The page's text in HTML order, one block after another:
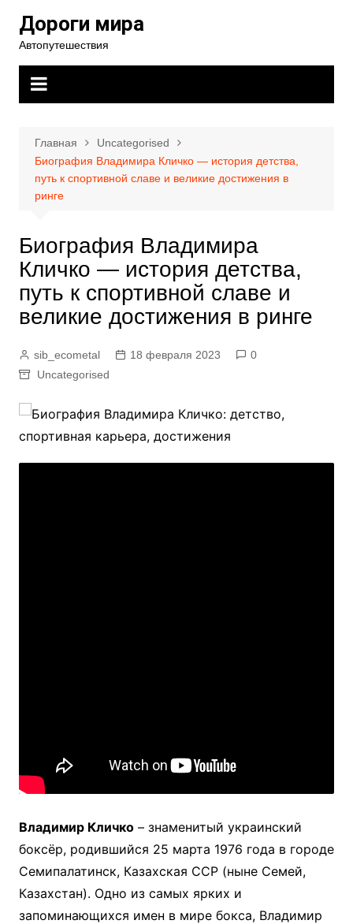
содержимому
Дороги мира
Автопутешествия
Главная
Uncategorised
Биография Владимира Кличко — история детства,
путь к спортивной славе и великие достижения в
ринге
Биография Владимира
Кличко — история детства,
путь к спортивной славе и
великие достижения в ринге
sib_ecometal 18 февраля 2023
0
Uncategorised
Владимир Кличко– знаменитый украинский
боксёр, родившийся 25 марта 1976 года в городе
Семипалатинск, Казахская ССР (ныне Семей,
Казахстан). Одно из самых ярких и
запоминающихся имен в мире бокса, Владимир